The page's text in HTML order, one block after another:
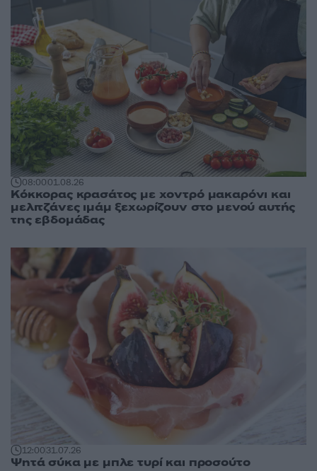
08:0001.08.26
Κόκκορας κρασάτος με χοντρό μακαρόνι και
μελιτζάνες ιμάμ ξεχωρίζουν στο μενού αυτής
της εβδομάδας
12:0031.07.26
Ψητά σύκα με μπλε τυρί και προσούτο